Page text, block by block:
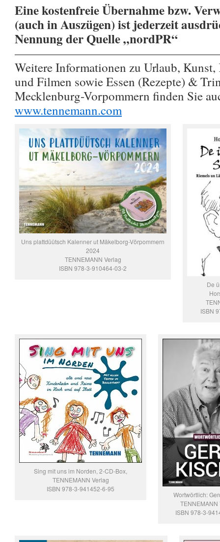
Eine kostenfreie Übernahme bzw.
(auch in Auszügen) ist jederzeit
Nennung der Quelle „nordPR“
Weitere Informationen zu Urlaub,
und Filmen sowie Essen (Rezepte) &
Mecklenburg-Vorpommern finden Sie
www.tennemann.com
Uns plattdüütsch Kalenner ut Mäkelborg-Vörpommern
2024
TENNEMANN Verlag
ISBN 978-3-910464-03-2
De
ISBN
Sing mit uns im Norden, 2-CD-Box,
TENNEMANN Verlag
ISBN 978-3-941452-6-95
Wortwörtlich:
TENNEMANN
ISBN 978-3-